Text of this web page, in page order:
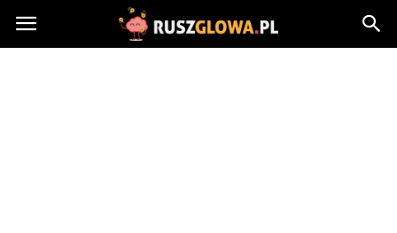
Ruszglowa.pl